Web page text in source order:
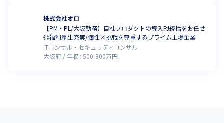
株式会社オロ
【PM・PL/大阪勤務】自社プロダクトの導入PJ統括をお任せ
◎福利厚生充実/個性×挑戦を尊重するプライム上場企業
ITコンサル・セキュリティコンサル
大阪府
年収 :500-800万円